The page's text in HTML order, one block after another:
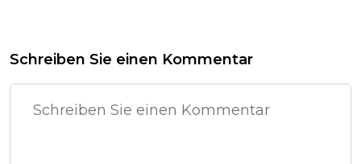
Schreiben Sie einen Kommentar